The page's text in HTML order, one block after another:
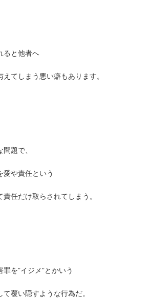
ると他者へ
てしまう悪い癖もあります。
題で、
愛や責任という
任だけ取らされてしまう。
を”イジメ”とかいう
覆い隠すような行為だ。